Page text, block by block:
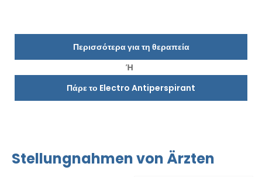
Περισσότερα για τη θεραπεία
Ή
Πάρε το Electro Antiperspirant
Stellungnahmen von Ärzten